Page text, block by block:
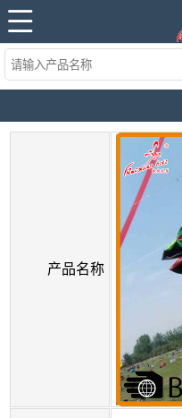
产品名称